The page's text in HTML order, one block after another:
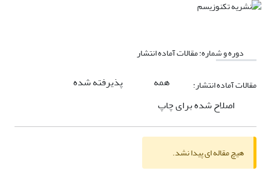
دوره و شماره:مقالات آماده انتشار
مقالات آماده انتشار:
همه
پذیرفته شده
اصلاح شده برای چاپ
هیچ مقاله ای پیدا نشد.